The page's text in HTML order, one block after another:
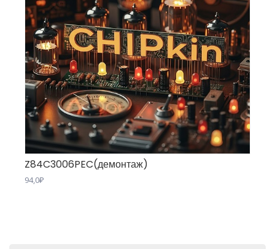
Z84C3006PEC(демонтаж)
94,0₽